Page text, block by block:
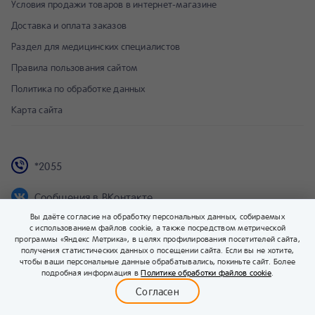
Бейбимания Каталог
0
Условия продажи товаров в интернет-магазине
Доставка и оплата заказов
Раздел для медицинских специалистов
Правила пользования сайтом
Политика по обработке данных
Карта сайта
Эксперты Nestlé
на связи день и ночь
*2055
Сообщения в ВКонтакте
Сообщения в Max
Вы даёте согласие на обработку персональных данных, собираемых
с использованием файлов cookie, а также посредством метрической
программы «Яндекс Метрика», в целях профилирования посетителей сайта,
получения статистических данных о посещении сайта. Если вы не хотите,
чтобы ваши персональные данные обрабатывались, покиньте сайт. Более
подробная информация вПолитике обработки файлов cookie.
Согласен